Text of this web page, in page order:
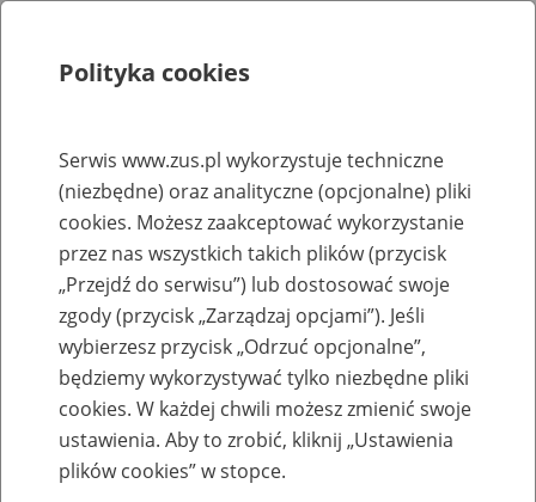
Rejestry, ewidencje i archiwa
Baza zlikwidowanych lub
przekształconych zakładów pracy
Nazwa zakładu pracy:
Polityka cookies
Serwis www.zus.pl wykorzystuje techniczne
(niezbędne) oraz analityczne (opcjonalne) pliki
cookies. Możesz zaakceptować wykorzystanie
przez nas wszystkich takich plików (przycisk
„Przejdź do serwisu”) lub dostosować swoje
zgody (przycisk „Zarządzaj opcjami”). Jeśli
wybierzesz przycisk „Odrzuć opcjonalne”,
będziemy wykorzystywać tylko niezbędne pliki
cookies. W każdej chwili możesz zmienić swoje
ustawienia. Aby to zrobić, kliknij „Ustawienia
plików cookies” w stopce.